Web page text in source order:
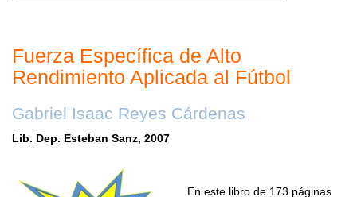
Fuerza Específica de Alto
Rendimiento Aplicada al Fútbol
Gabriel Isaac Reyes Cárdenas
Lib. Dep. Esteban Sanz, 2007
En este libro de 173 páginas